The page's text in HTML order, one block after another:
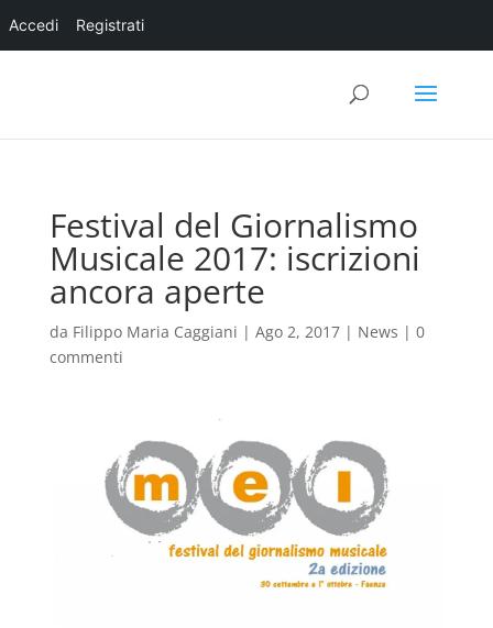
Festival del Giornalismo
Musicale 2017: iscrizioni
ancora aperte
da Filippo Maria Caggiani | Ago 2, 2017| News | 0
commenti
Accedi Registrati